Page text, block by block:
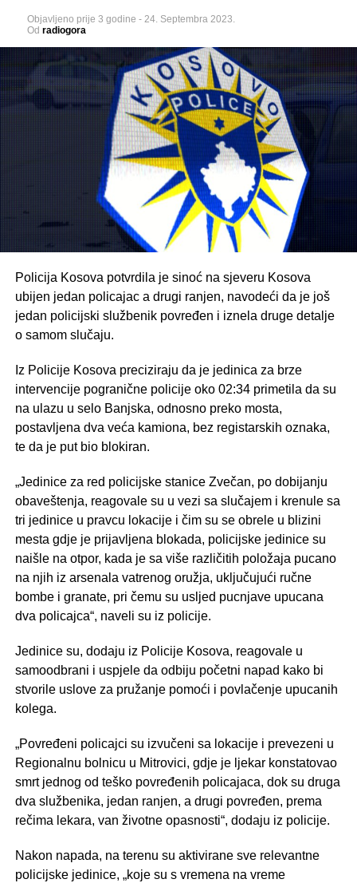
Objavljeno prije 3 godine - 24. Septembra 2023.
Od radiogora
Policija Kosova potvrdila je sinoć na sjeveru Kosova
ubijen jedan policajac a drugi ranjen, navodeći da je još
jedan policijski službenik povređen i iznela druge detalje
o samom slučaju.
Iz Policije Kosova preciziraju da je jedinica za brze
intervencije pogranične policije oko 02:34 primetila da su
na ulazu u selo Banjska, odnosno preko mosta,
postavljena dva veća kamiona, bez registarskih oznaka,
te da je put bio blokiran.
„Jedinice za red policijske stanice Zvečan, po dobijanju
obaveštenja, reagovale su u vezi sa slučajem i krenule sa
tri jedinice u pravcu lokacije i čim su se obrele u blizini
mesta gdje je prijavljena blokada, policijske jedinice su
naišle na otpor, kada je sa više različitih položaja pucano
na njih iz arsenala vatrenog oružja, uključujući ručne
bombe i granate, pri čemu su usljed pucnjave upucana
dva policajca“, naveli su iz policije.
Jedinice su, dodaju iz Policije Kosova, reagovale u
samoodbrani i uspjele da odbiju početni napad kako bi
stvorile uslove za pružanje pomoći i povlačenje upucanih
kolega.
„Povređeni policajci su izvučeni sa lokacije i prevezeni u
Regionalnu bolnicu u Mitrovici, gdje je ljekar konstatovao
smrt jednog od teško povređenih policajaca, dok su druga
dva službenika, jedan ranjen, a drugi povređen, prema
rečima lekara, van životne opasnosti“, dodaju iz policije.
Nakon napada, na terenu su aktivirane sve relevantne
policijske jedinice, „koje su s vremena na vreme